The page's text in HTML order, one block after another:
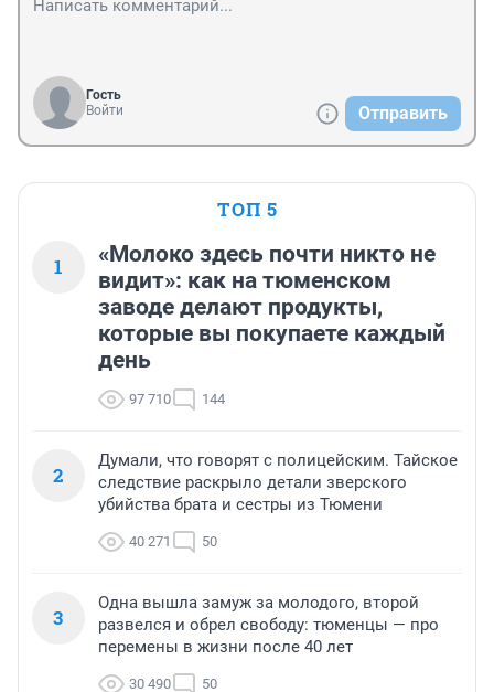
Гость
Войти
Отправить
ТОП 5
1
«Молоко здесь почти никто не
видит»: как на тюменском
заводе делают продукты,
которые вы покупаете каждый
день
97 710 144
2
Думали, что говорят с полицейским. Тайское
следствие раскрыло детали зверского
убийства брата и сестры из Тюмени
40 271 50
3
Одна вышла замуж за молодого, второй
развелся и обрел свободу: тюменцы — про
перемены в жизни после 40 лет
30 490 50